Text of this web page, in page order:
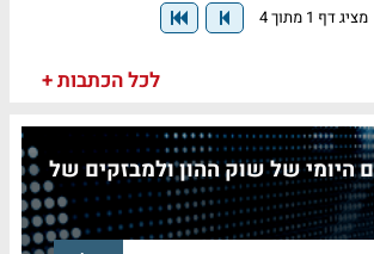
מציג דף 1 מתוך 4
לכל הכתבות +
היומי של שוק ההון ולמבזקים של